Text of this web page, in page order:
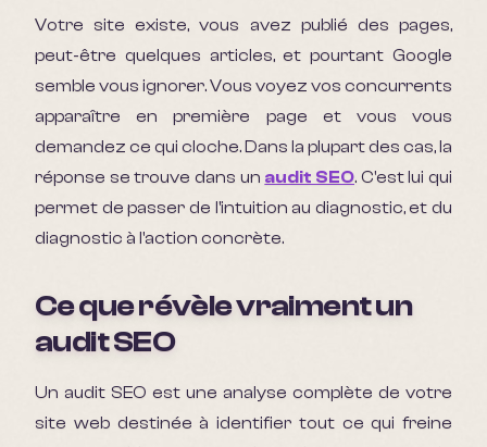
Votre site existe, vous avez publié des pages,
peut-être quelques articles, et pourtant Google
semble vous ignorer. Vous voyez vos concurrents
apparaître en première page et vous vous
demandez ce qui cloche. Dans la plupart des cas, la
réponse se trouve dans un audit SEO. C'est lui qui
permet de passer de l'intuition au diagnostic, et du
diagnostic à l'action concrète.
Ce que révèle vraiment un
audit SEO
Un audit SEO est une analyse complète de votre
site web destinée à identifier tout ce qui freine